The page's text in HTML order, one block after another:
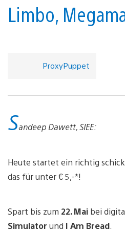
Limbo,
ProxyPuppet
Sandeep Dawett, SIEE:
Heute startet ein richtig
das für unter € 5,-*!
Spart bis zum 22. Mai bei
Simulator und I Am Bread